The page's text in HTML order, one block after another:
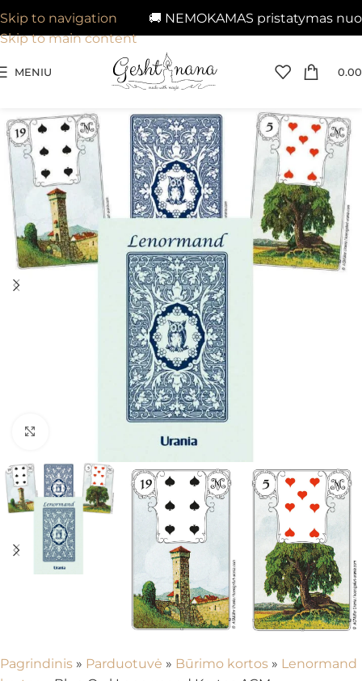
🚚 NEMOKAMAS pristatymas nuo
Skip to navigation
Skip to main content
MENIU 0.00
Pagrindinis » Parduotuvė » Būrimo kortos » Lenormand